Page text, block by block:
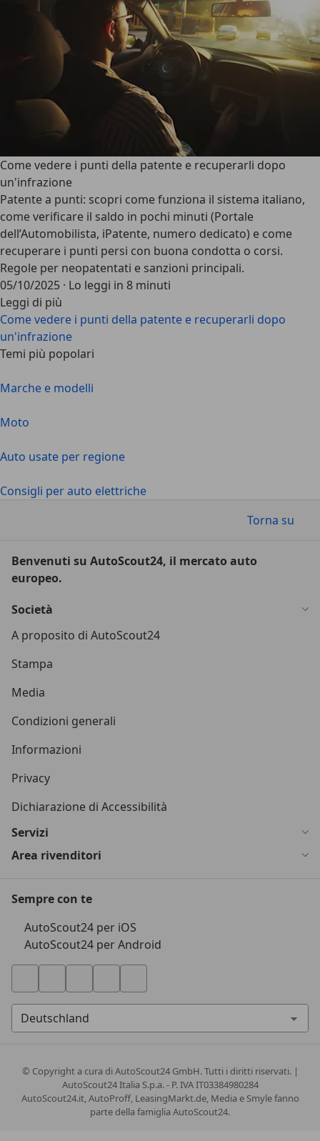
Come vedere i punti della patente e recuperarli dopo
un'infrazione
Patente a punti: scopri come funziona il sistema italiano,
come verificare il saldo in pochi minuti (Portale
dell’Automobilista, iPatente, numero dedicato) e come
recuperare i punti persi con buona condotta o corsi.
Regole per neopatentati e sanzioni principali.
05/10/2025 · Lo leggi in 8 minuti
Leggi di più
Come vedere i punti della patente e recuperarli dopo
un'infrazione
Temi più popolari
Marche e modelli
Moto
Auto usate per regione
Consigli per auto elettriche
Torna su
Benvenuti su AutoScout24, il mercato auto
europeo.
Società
A proposito di AutoScout24
Stampa
Media
Condizioni generali
Informazioni
Privacy
Dichiarazione di Accessibilità
Servizi
Area rivenditori
Sempre con te
AutoScout24 per iOS
AutoScout24 per Android
© Copyrighta cura di AutoScout24 GmbH. Tutti i diritti riservati. |
AutoScout24 Italia S.p.a. - P. IVA IT03384980284
AutoScout24.it, AutoProff, LeasingMarkt.de, Media e Smyle fanno
parte della famiglia AutoScout24.